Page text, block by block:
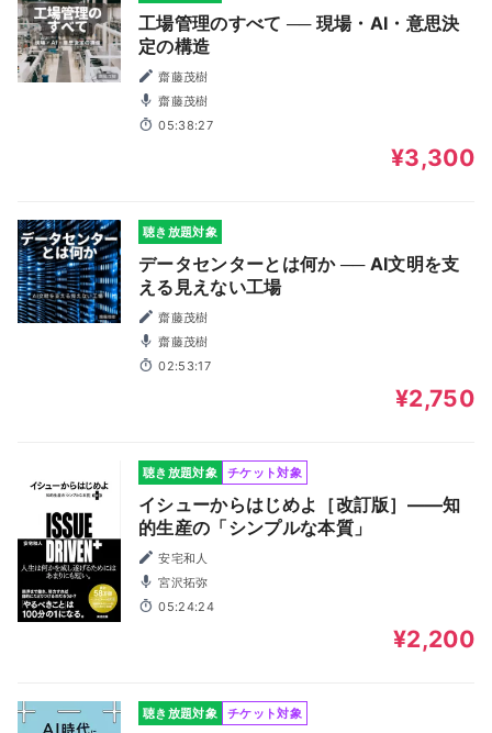
工場管理のすべて ── 現場・AI・意思決
定の構造
齋藤茂樹
齋藤茂樹
05:38:27
¥3,300
聴き放題対象
データセンターとは何か ── AI文明を支
える見えない工場
齋藤茂樹
齋藤茂樹
02:53:17
¥2,750
聴き放題対象 チケット対象
イシューからはじめよ［改訂版］――知
的生産の「シンプルな本質」
安宅和人
宮沢拓弥
05:24:24
¥2,200
聴き放題対象 チケット対象